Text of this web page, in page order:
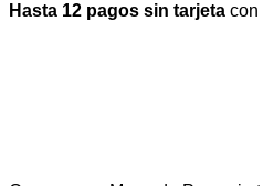
Hasta 12 pagos sin tarjeta con